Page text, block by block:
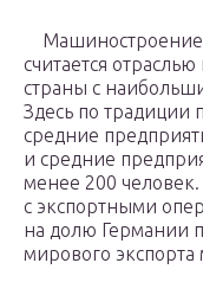
Машиностроение
считается
страны с
Здесь по традиции
средние
и средние
менее 200
с экспортными
на долю Германии
мирового